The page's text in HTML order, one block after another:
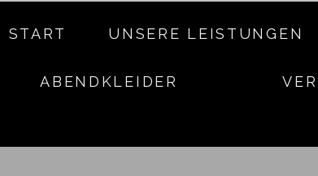
START UNSERE LEISTUNGEN
ABENDKLEIDER